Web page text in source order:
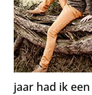
jaar had ik